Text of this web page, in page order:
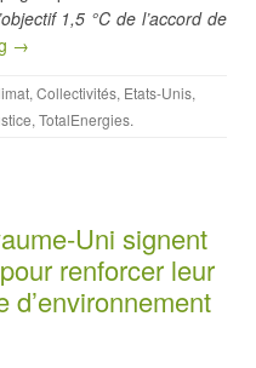
1,5 °C de l’accord de
→
, Collectivités, Etats-Unis,
, TotalEnergies.
Uni signent
renforcer leur
d’environnement